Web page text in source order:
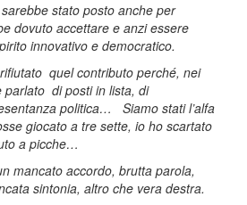
stato posto anche per
dovuto accettare e anzi essere
innovativo e democratico.
quel contributo perché, nei
parlato di posti in lista, di
politica… Siamo stati l’alfa
giocato a tre sette, io ho scartato
a picche…
mancato accordo, brutta parola,
sintonia, altro che vera destra.